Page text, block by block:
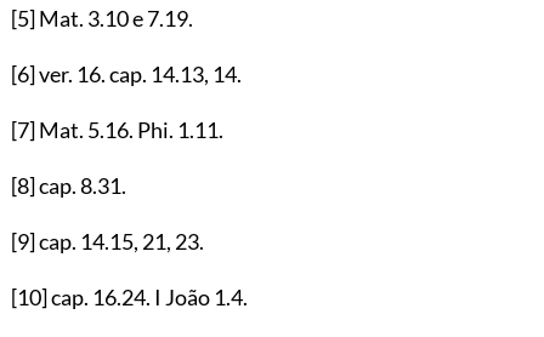
[5]Mat. 3.10e7.19.
[6]ver. 16. cap. 14.13, 14.
[7]Mat. 5.16. Phi. 1.11.
[8]cap.8.31.
[9]cap. 14.15, 21, 23.
[10]cap. 16.24. I João 1.4.